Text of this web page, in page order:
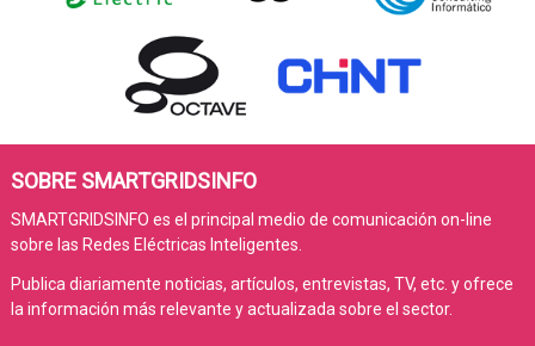
SOBRE SMARTGRIDSINFO
SMARTGRIDSINFO es el principal medio de comunicación on-line
sobre las Redes Eléctricas Inteligentes.
Publica diariamente noticias, artículos, entrevistas, TV, etc. y ofrece
la información más relevante y actualizada sobre el sector.